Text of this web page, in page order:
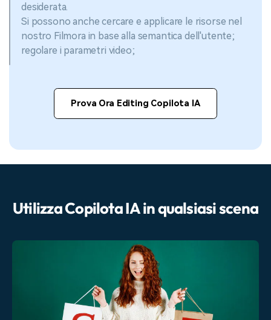
desiderata.
Si possono anche cercare e applicare le risorse nel
nostro Filmora in base alla semantica dell'utente;
regolare i parametri video;
Prova Ora Editing Copilota IA
Utilizza Copilota IA in qualsiasi scena